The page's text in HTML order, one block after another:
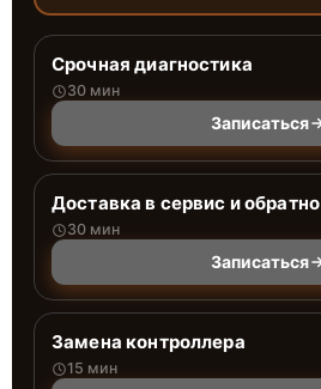
Срочная диагностика
30 мин
Записаться
Доставка в сервис и обратно
30 мин
Записаться
Замена контроллера
15 мин